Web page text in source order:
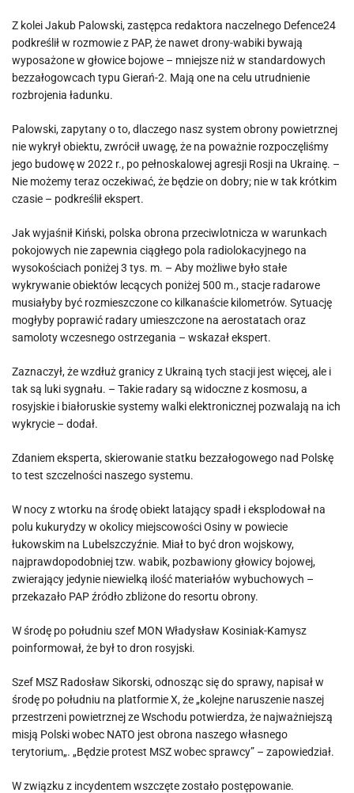
Z kolei Jakub Palowski, zastępca redaktora naczelnego Defence24
podkreślił w rozmowie z PAP, że nawet drony-wabiki bywają
wyposażone w głowice bojowe – mniejsze niż w standardowych
bezzałogowcach typu Gierań-2. Mają one na celu utrudnienie
rozbrojenia ładunku.
Palowski, zapytany o to, dlaczego nasz system obrony powietrznej
nie wykrył obiektu, zwrócił uwagę, że na poważnie rozpoczęliśmy
jego budowę w 2022 r., po pełnoskalowej agresji Rosji na Ukrainę. –
Nie możemy teraz oczekiwać, że będzie on dobry; nie w tak krótkim
czasie – podkreślił ekspert.
Jak wyjaśnił Kiński, polska obrona przeciwlotnicza w warunkach
pokojowych nie zapewnia ciągłego pola radiolokacyjnego na
wysokościach poniżej 3 tys. m. – Aby możliwe było stałe
wykrywanie obiektów lecących poniżej 500 m., stacje radarowe
musiałyby być rozmieszczone co kilkanaście kilometrów. Sytuację
mogłyby poprawić radary umieszczone na aerostatach oraz
samoloty wczesnego ostrzegania – wskazał ekspert.
Zaznaczył, że wzdłuż granicy z Ukrainą tych stacji jest więcej, ale i
tak są luki sygnału. – Takie radary są widoczne z kosmosu, a
rosyjskie i białoruskie systemy walki elektronicznej pozwalają na ich
wykrycie – dodał.
Zdaniem eksperta, skierowanie statku bezzałogowego nad Polskę
to test szczelności naszego systemu.
W nocy z wtorku na środę obiekt latający spadł i eksplodował na
polu kukurydzy w okolicy miejscowości Osiny w powiecie
łukowskim na Lubelszczyźnie. Miał to być dron wojskowy,
najprawdopodobniej tzw. wabik, pozbawiony głowicy bojowej,
zwierający jedynie niewielką ilość materiałów wybuchowych –
przekazało PAP źródło zbliżone do resortu obrony.
W środę po południu szef MON Władysław Kosiniak-Kamysz
poinformował, że był to dron rosyjski.
Szef MSZ Radosław Sikorski, odnosząc się do sprawy, napisał w
środę po południu na platformie X, że „kolejne naruszenie naszej
przestrzeni powietrznej ze Wschodu potwierdza, że najważniejszą
misją Polski wobec NATO jest obrona naszego własnego
terytorium„. „Będzie protest MSZ wobec sprawcy” – zapowiedział.
W związku z incydentem wszczęte zostało postępowanie.